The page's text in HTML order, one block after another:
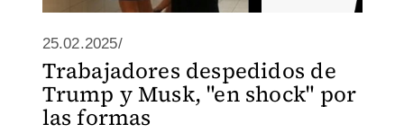
25.02.2025/
Trabajadores despedidos de
Trump y Musk, "en shock" por
las formas